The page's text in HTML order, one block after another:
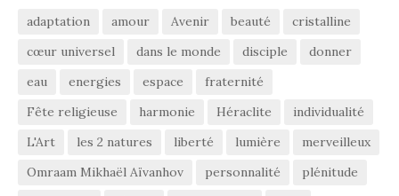
adaptation amour Avenir beauté
cristalline
cœur universel
dans le monde disciple
donner
eau
energies espace
fraternité
Fête religieuse
harmonie Héraclite
individualité
L'Art
les 2 natures liberté lumière
merveilleux
Omraam Mikhaël Aïvanhov
personnalité
plénitude